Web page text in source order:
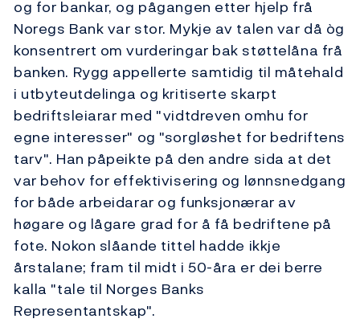
og for bankar, og pågangen etter hjelp frå
Noregs Bank var stor. Mykje av talen var då òg
konsentrert om vurderingar bak støttelåna frå
banken. Rygg appellerte samtidig til måtehald
i utbyteutdelinga og kritiserte skarpt
bedriftsleiarar med "vidtdreven omhu for
egne interesser" og "sorgløshet for bedriftens
tarv". Han påpeikte på den andre sida at det
var behov for effektivisering og lønnsnedgang
for både arbeidarar og funksjonærar av
høgare og lågare grad for å få bedriftene på
fote. Nokon slåande tittel hadde ikkje
årstalane; fram til midt i 50-åra er dei berre
kalla "tale til Norges Banks
Representantskap".